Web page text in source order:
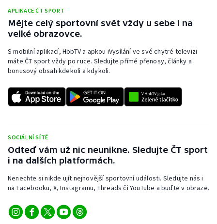
Ragby
Rychlobruslení
Rychlostní kanoistika
Short track
Stolní tenis
Triatlon
Veslování
Vodní slalom
APLIKACE ČT SPORT
Mějte celý sportovní svět vždy u sebe i na
velké obrazovce.
S mobilní aplikací, HbbTV a apkou iVysílání ve své chytré televizi
máte ČT sport vždy po ruce. Sledujte přímé přenosy, články a
bonusový obsah kdekoli a kdykoli.
SOCIÁLNÍ SÍTĚ
Odteď vám už nic neunikne. Sledujte ČT sport
i na dalších platformách.
Nenechte si nikde ujít nejnovější sportovní události. Sledujte nás i
na Facebooku, X, Instagramu, Threads či YouTube a buďte v obraze.